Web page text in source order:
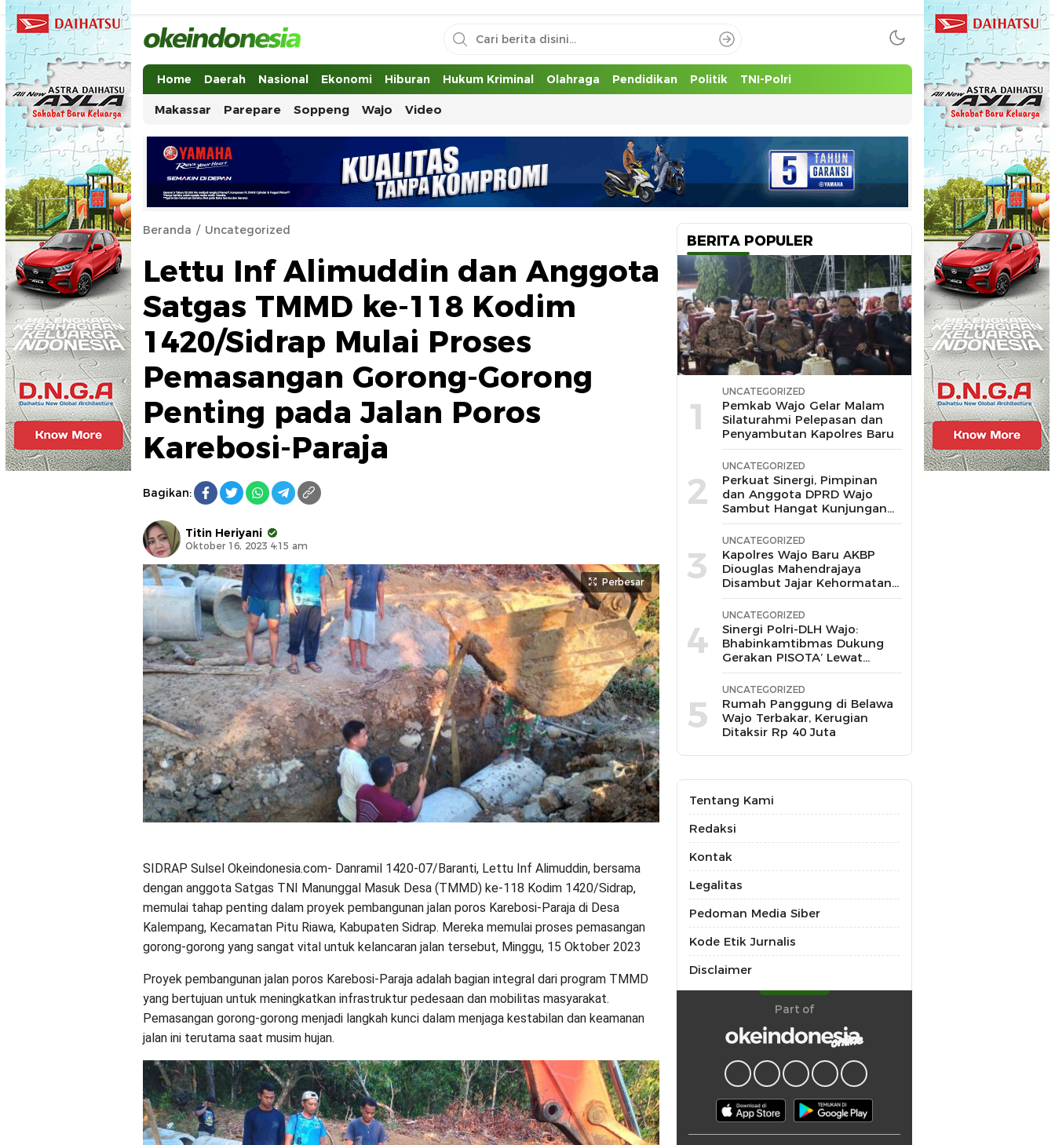
Okeindonesia.Online
Mengonlinekan Indonesia Secara Utuh
Home Daerah Nasional Ekonomi Hiburan Hukum Kriminal Olahraga Pendidikan Politik TNI-Polri
Makassar Parepare Soppeng Wajo Video
Beranda Uncategorized
Lettu Inf Alimuddin dan Anggota
Satgas TMMD ke-118 Kodim
1420/Sidrap Mulai Proses
Pemasangan Gorong-Gorong
Penting pada Jalan Poros
Karebosi-Paraja
Bagikan:
Titin Heriyani
Oktober 16, 2023 4:15 am
Perbesar
SIDRAP Sulsel Okeindonesia.com- Danramil 1420-07/Baranti, Lettu Inf Alimuddin, bersama
dengan anggota Satgas TNI Manunggal Masuk Desa (TMMD) ke-118 Kodim 1420/Sidrap,
memulai tahap penting dalam proyek pembangunan jalan poros Karebosi-Paraja di Desa
Kalempang, Kecamatan Pitu Riawa, Kabupaten Sidrap. Mereka memulai proses pemasangan
gorong-gorong yang sangat vital untuk kelancaran jalan tersebut, Minggu, 15 Oktober 2023
Proyek pembangunan jalan poros Karebosi-Paraja adalah bagian integral dari program TMMD
yang bertujuan untuk meningkatkan infrastruktur pedesaan dan mobilitas masyarakat.
Pemasangan gorong-gorong menjadi langkah kunci dalam menjaga kestabilan dan keamanan
jalan ini terutama saat musim hujan.
BERITA POPULER
1
UNCATEGORIZED
Pemkab Wajo Gelar Malam
Silaturahmi Pelepasan dan
Penyambutan Kapolres Baru
2
UNCATEGORIZED
Perkuat Sinergi, Pimpinan
dan Anggota DPRD Wajo
Sambut Hangat Kunjungan
Silaturahmi Kapolres Wajo
yang Baru,
3
UNCATEGORIZED
Kapolres Wajo Baru AKBP
Diouglas Mahendrajaya
Disambut Jajar Kehormatan
dan Tari Padduppa
4
UNCATEGORIZED
Sinergi Polri-DLH Wajo:
Bhabinkamtibmas Dukung
Gerakan PISOTA’ Lewat
Motor Sampah
5
UNCATEGORIZED
Rumah Panggung di Belawa
Wajo Terbakar, Kerugian
Ditaksir Rp 40 Juta
Tentang Kami
Redaksi
Kontak
Legalitas
Pedoman Media Siber
Kode Etik Jurnalis
Disclaimer
Part of